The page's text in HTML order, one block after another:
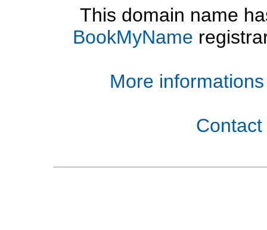
This domain name
BookMyName
More